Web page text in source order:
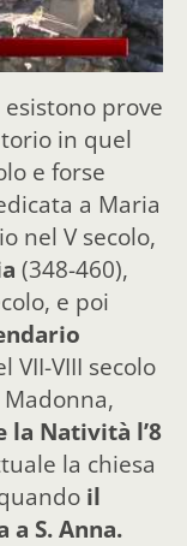
prove
in quel
e forse
a Maria
nel V secolo,
(348-460),
e poi
VII-VIII secolo
la Natività l’8
la chiesa
il
a S. Anna.